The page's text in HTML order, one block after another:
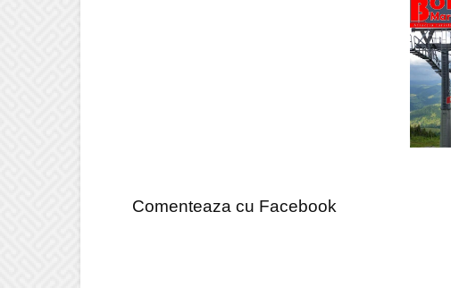
Comenteaza cu Facebook